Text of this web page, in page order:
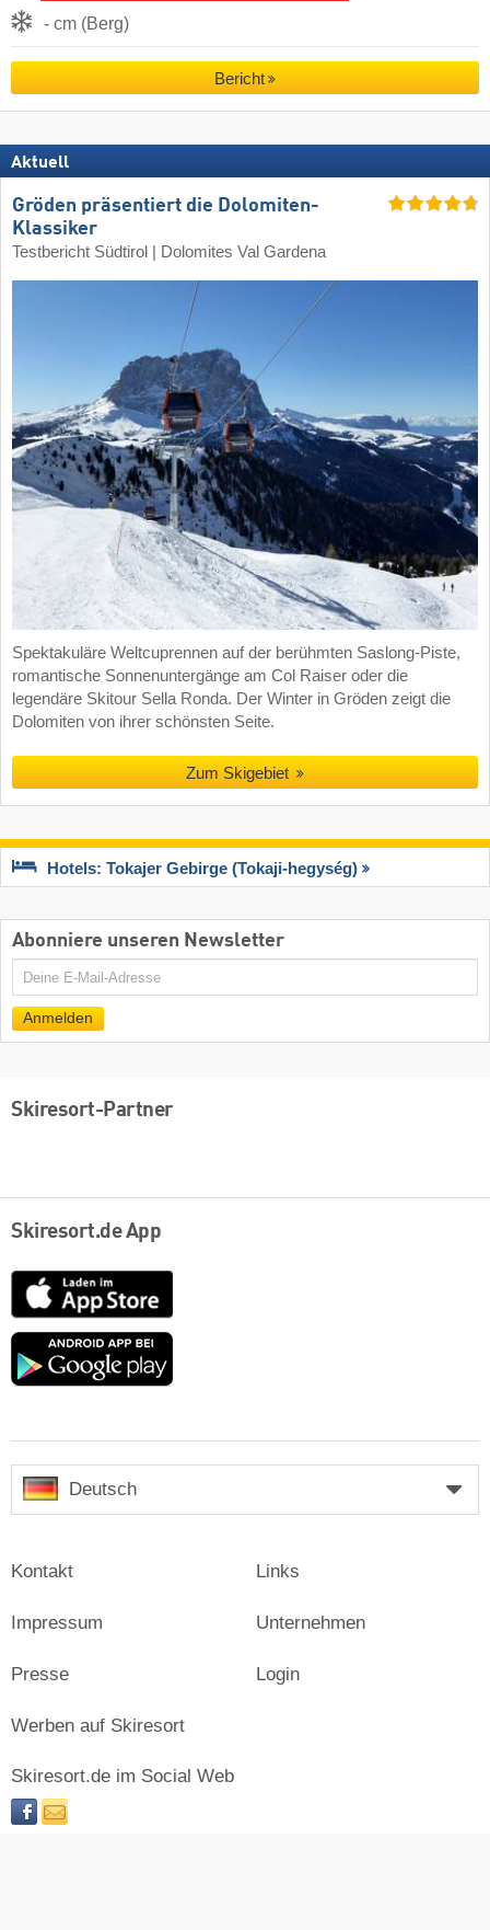
- cm (Berg)
Bericht
Aktuell
Gröden präsentiert die Dolomiten-
Klassiker
Testbericht Südtirol | Dolomites Val Gardena
Spektakuläre Weltcuprennen auf der berühmten Saslong-Piste,
romantische Sonnenuntergänge am Col Raiser oder die
legendäre Skitour Sella Ronda. Der Winter in Gröden zeigt die
Dolomiten von ihrer schönsten Seite.
Zum Skigebiet
Hotels: Tokajer Gebirge (Tokaji-hegység)
Abonniere unseren Newsletter
E-
Anmelden
Skiresort-Partner
Skiresort.de App
App
Store
Google
Deutsch
Kontakt
Impressum
Presse
Links
Unternehmen
Login
Werben auf Skiresort
Skiresort.de im Social Web
facebooknewsletter